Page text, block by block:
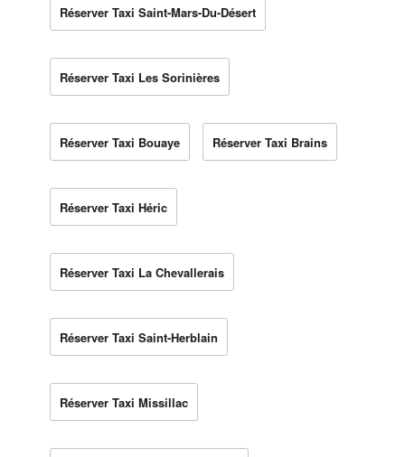
Réserver Taxi Saint-Mars-Du-Désert
Réserver Taxi Les Sorinières
Réserver Taxi Bouaye Réserver Taxi Brains
Réserver Taxi Héric
Réserver Taxi La Chevallerais
Réserver Taxi Saint-Herblain
Réserver Taxi Missillac